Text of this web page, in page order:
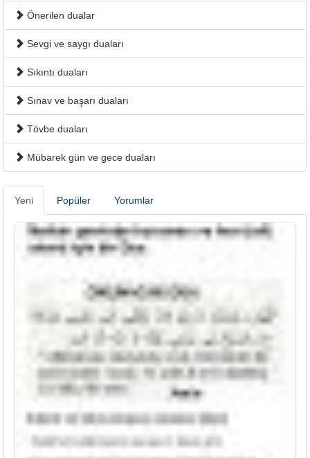
Önerilen dualar
Sevgi ve saygı duaları
Sıkıntı duaları
Sınav ve başarı duaları
Tövbe duaları
Mübarek gün ve gece duaları
Yeni Popüler Yorumlar